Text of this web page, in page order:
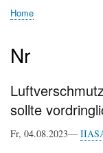
Home
Nr
sollte
Fr, 04.08.2023—